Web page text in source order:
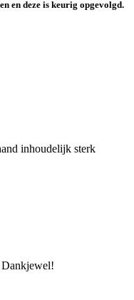
en deze is keurig opgevolgd.
inhoudelijk sterk
Dankjewel!